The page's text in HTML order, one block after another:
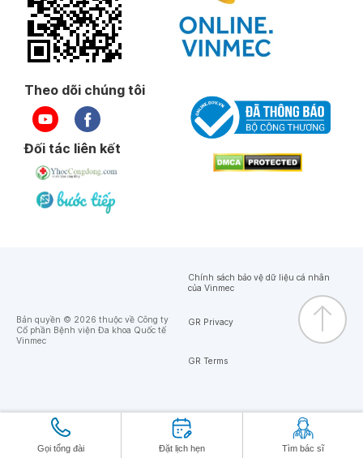
Gọi tổng đài Đặt lịch hẹn Tìm bác sĩ
Theo dõi chúng tôi
Đối tác liên kết
Bản quyền © 2026 thuộc về Công ty
Cổ phần Bệnh viện Đa khoa Quốc tế
Vinmec
Chính sách bảo vệ dữ liệu cá nhân
của Vinmec
GR Privacy
GR Terms